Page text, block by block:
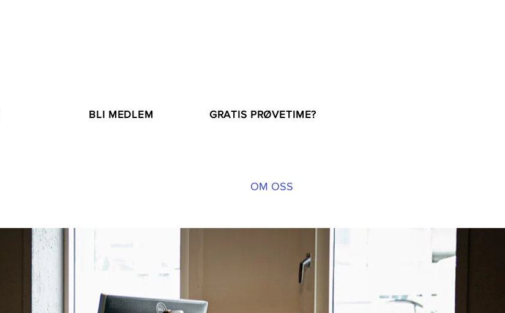
BLI MEDLEM GRATIS PRØVETIME?
OM OSS